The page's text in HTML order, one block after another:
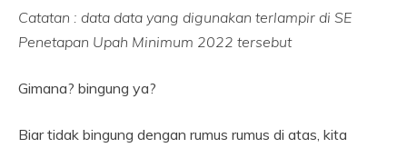
Catatan : data data yang digunakan terlampir di SE
Penetapan Upah Minimum 2022 tersebut
Gimana? bingung ya?
Biar tidak bingung dengan rumus rumus di atas, kita